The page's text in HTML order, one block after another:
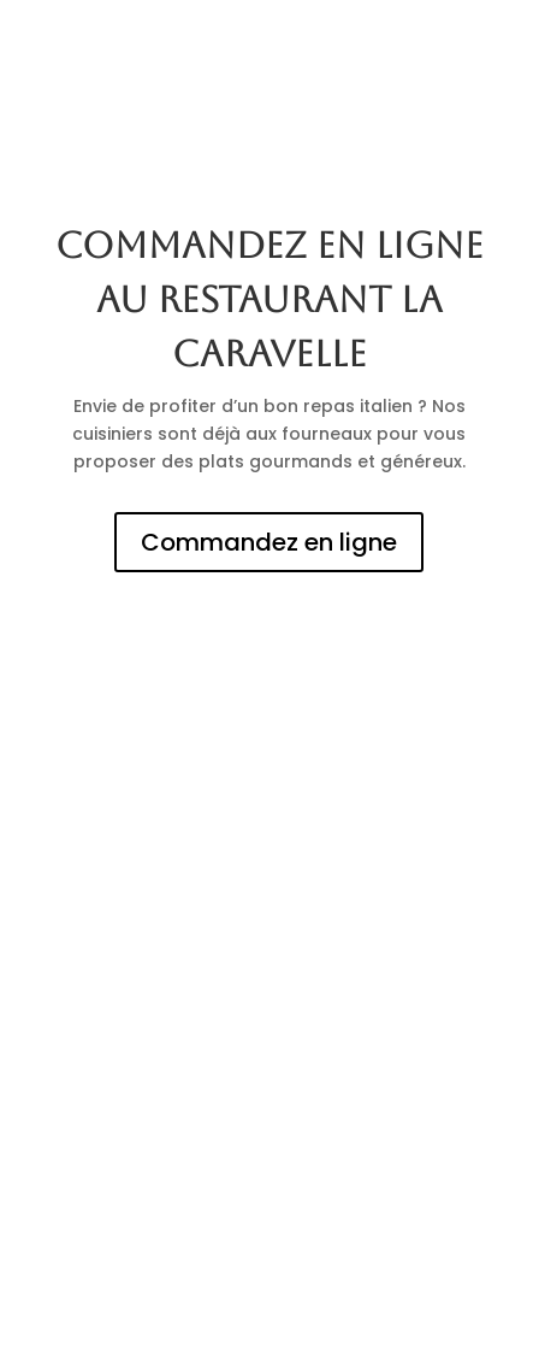
Commandez en ligne
au restaurant La
Caravelle
Envie de profiter d’un bon repas italien ? Nos
cuisiniers sont déjà aux fourneaux pour vous
proposer des plats gourmands et généreux.
Commandez en ligne